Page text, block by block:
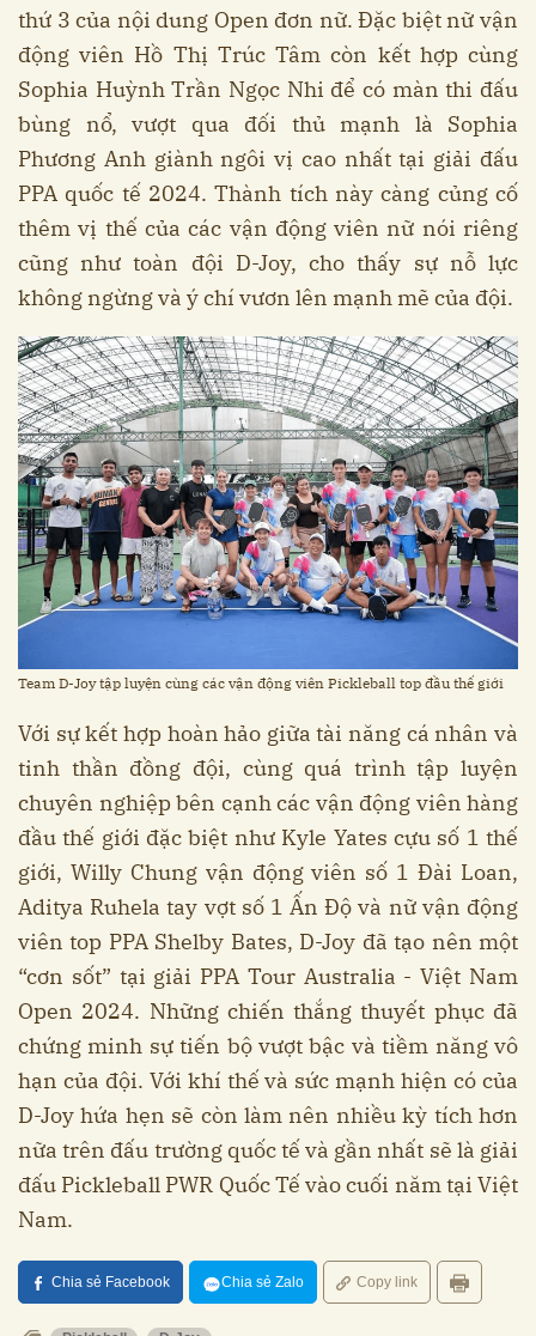
thứ 3 của nội dung Open đơn nữ. Đặc biệt nữ vận
động viên Hồ Thị Trúc Tâm còn kết hợp cùng
Sophia Huỳnh Trần Ngọc Nhi để có màn thi đấu
bùng nổ, vượt qua đối thủ mạnh là Sophia
Phương Anh giành ngôi vị cao nhất tại giải đấu
PPA quốc tế 2024. Thành tích này càng củng cố
thêm vị thế của các vận động viên nữ nói riêng
cũng như toàn đội D-Joy, cho thấy sự nỗ lực
không ngừng và ý chí vươn lên mạnh mẽ của đội.
Team D-Joy tập luyện cùng các vận động viên Pickleball top đầu thế giới
Với sự kết hợp hoàn hảo giữa tài năng cá nhân và
tinh thần đồng đội, cùng quá trình tập luyện
chuyên nghiệp bên cạnh các vận động viên hàng
đầu thế giới đặc biệt như Kyle Yates cựu số 1 thế
giới, Willy Chung vận động viên số 1 Đài Loan,
Aditya Ruhela tay vợt số 1 Ấn Độ và nữ vận động
viên top PPA Shelby Bates, D-Joy đã tạo nên một
“cơn sốt” tại giải PPA Tour Australia - Việt Nam
Open 2024. Những chiến thắng thuyết phục đã
chứng minh sự tiến bộ vượt bậc và tiềm năng vô
hạn của đội. Với khí thế và sức mạnh hiện có của
D-Joy hứa hẹn sẽ còn làm nên nhiều kỳ tích hơn
nữa trên đấu trường quốc tế và gần nhất sẽ là giải
đấu Pickleball PWR Quốc Tế vào cuối năm tại Việt
Nam.
Chia sẻ Facebook Chia sẻ Zalo Copy link